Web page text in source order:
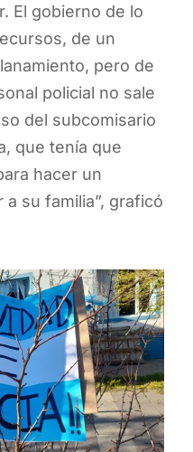
El gobierno de lo
de un
pero de
policial no sale
del subcomisario
que tenía que
hacer un
su familia”, graficó